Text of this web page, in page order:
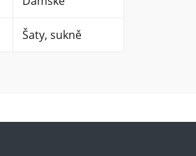
Šaty, sukně